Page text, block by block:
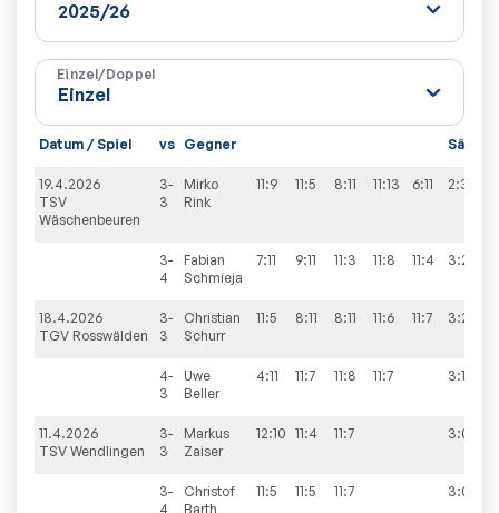
Einzel/Doppel
Datum / Spiel vs Gegner Sätze
19.4.2026
TSV
Wäschenbeuren
3-
3
Mirko
Rink
11:9 11:5 8:11 11:13 6:11 2:3
3-
4
Fabian
Schmieja
7:11 9:11 11:3 11:8 11:4 3:2
18.4.2026
TGV Rosswälden
3-
3
Christian
Schurr
11:5 8:11 8:11 11:6 11:7 3:2
4-
3
Uwe
Beller
4:11 11:7 11:8 11:7 3:1
11.4.2026
TSV Wendlingen
3-
3
Markus
Zaiser
12:10 11:4 11:7 3:0
3-
4
Christof
Barth
11:5 11:5 11:7 3:0